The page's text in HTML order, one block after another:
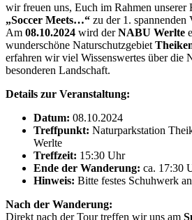
wir freuen uns, Euch im Rahmen
„Soccer Meets…“ zu der 1. spannenden
Am 08.10.2024 wird derNABU Werlte
wunderschöne Naturschutzgebiet
erfahren wir viel Wissenswertes über die
besonderen Landschaft.
Details zur Veranstaltung:
Datum: 08.10.2024
Treffpunkt: Naturparkstation
Werlte
Treffzeit: 15:30 Uhr
Ende der Wanderung: ca. 17:30
Hinweis: Bitte festes Schuhwerk
Nach der Wanderung:
Direkt nach der Tour treffen wir uns am